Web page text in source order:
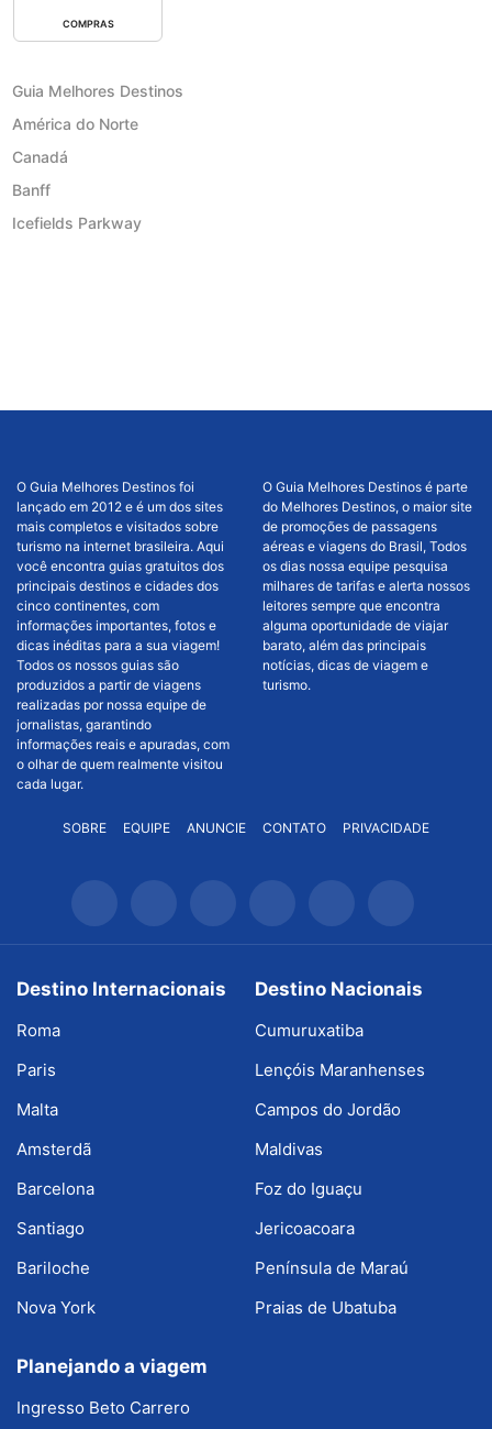
COMPRAS
Guia Melhores Destinos
América do Norte
Canadá
Banff
Icefields Parkway
O Guia Melhores Destinos foi
lançado em 2012 e é um dos sites
mais completos e visitados sobre
turismo na internet brasileira. Aqui
você encontra guias gratuitos dos
principais destinos e cidades dos
cinco continentes, com
informações importantes, fotos e
dicas inéditas para a sua viagem!
Todos os nossos guias são
produzidos a partir de viagens
realizadas por nossa equipe de
jornalistas, garantindo
informações reais e apuradas, com
o olhar de quem realmente visitou
cada lugar.
O Guia Melhores Destinos é parte
do Melhores Destinos, o maior site
de promoções de passagens
aéreas e viagens do Brasil, Todos
os dias nossa equipe pesquisa
milhares de tarifas e alerta nossos
leitores sempre que encontra
alguma oportunidade de viajar
barato, além das principais
notícias, dicas de viagem e
turismo.
SOBRE EQUIPE ANUNCIE CONTATO PRIVACIDADE
Destino Internacionais
Roma
Paris
Malta
Amsterdã
Barcelona
Santiago
Bariloche
Nova York
Destino Nacionais
Cumuruxatiba
Lençóis Maranhenses
Campos do Jordão
Maldivas
Foz do Iguaçu
Jericoacoara
Península de Maraú
Praias de Ubatuba
Planejando a viagem
Ingresso Beto Carrero